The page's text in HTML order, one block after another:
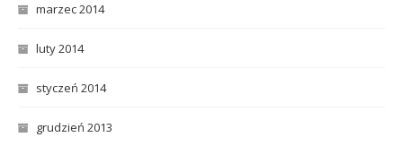
marzec 2014
luty 2014
styczeń 2014
grudzień 2013